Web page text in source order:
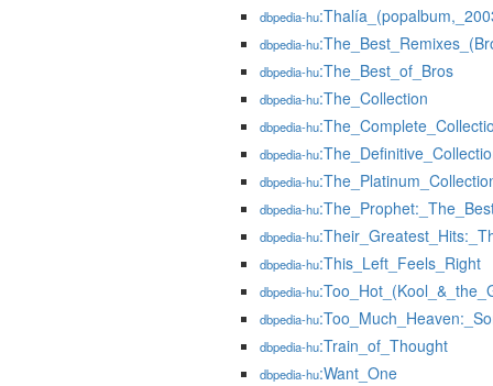
dbpedia-hu
dbpedia-hu
dbpedia-hu:The_Best_of_Bros
dbpedia-hu:The_Collection
dbpedia-hu
dbpedia-hu
dbpedia-hu
dbpedia-hu
dbpedia-hu
dbpedia-hu:This_Left_Feels_Right
dbpedia-hu
dbpedia-hu
dbpedia-hu:Train_of_Thought
dbpedia-hu:Want_One